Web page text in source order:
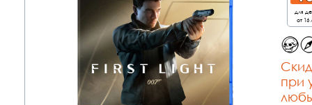
для
от 16
при